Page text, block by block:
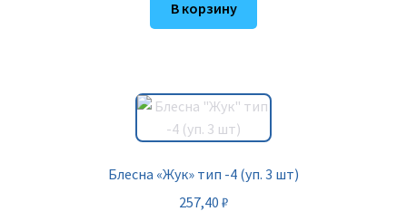
В корзину
Блесна «Жук» тип -4 (уп. 3 шт)
257,40 ₽